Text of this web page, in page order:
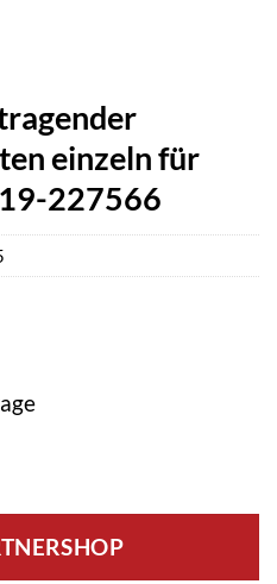
einzeln für
227566